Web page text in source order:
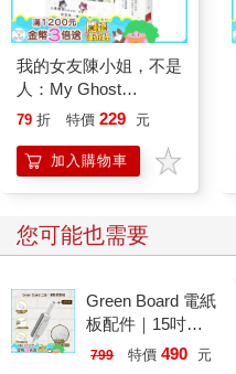
我的女友陳小姐，不是
人：My Ghost
Girlfriend 2
79 折 特價 229 元
加入購物車
您可能也需要
Green Board 電紙
板配件｜15吋
ECO專用 三合一
799 特價 490 元